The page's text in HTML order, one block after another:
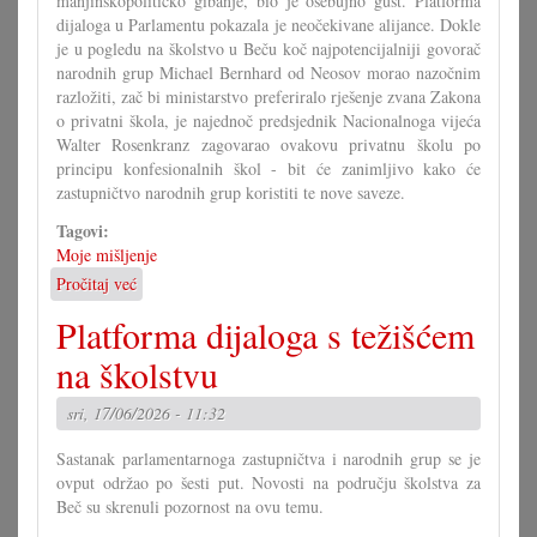
dijaloga u Parlamentu pokazala je neočekivane alijance. Dokle
je u pogledu na školstvo u Beču koč najpotencijalniji govorač
narodnih grup Michael Bernhard od Neosov morao nazočnim
razložiti, zač bi ministarstvo preferiralo rješenje zvana Zakona
o privatni škola, je najednoč predsjednik Nacionalnoga vijeća
Walter Rosenkranz zagovarao ovakovu privatnu školu po
principu konfesionalnih škol - bit će zanimljivo kako će
zastupničtvo narodnih grup koristiti te nove saveze.
Tagovi:
Moje mišljenje
Pročitaj već
Počinje
nova
era
u
Savjetu!?
Platforma dijaloga s težišćem
na školstvu
sri, 17/06/2026 - 11:32
Sastanak parlamentarnoga zastupničtva i narodnih grup se je
ovput održao po šesti put. Novosti na području školstva za
Beč su skrenuli pozornost na ovu temu.